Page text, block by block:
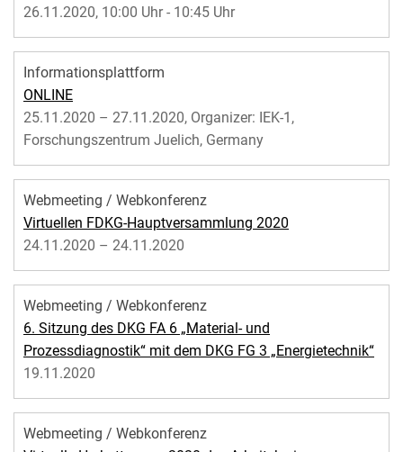
26.11.2020, 10:00 Uhr - 10:45 Uhr
Informationsplattform
ONLINE
25.11.2020 – 27.11.2020, Organizer: IEK-1,
Forschungszentrum Juelich, Germany
Webmeeting / Webkonferenz
Virtuellen FDKG-Hauptversammlung 2020
24.11.2020 – 24.11.2020
Webmeeting / Webkonferenz
6. Sitzung des DKG FA 6 „Material- und
Prozessdiagnostik“ mit dem DKG FG 3 „Energietechnik“
19.11.2020
Webmeeting / Webkonferenz